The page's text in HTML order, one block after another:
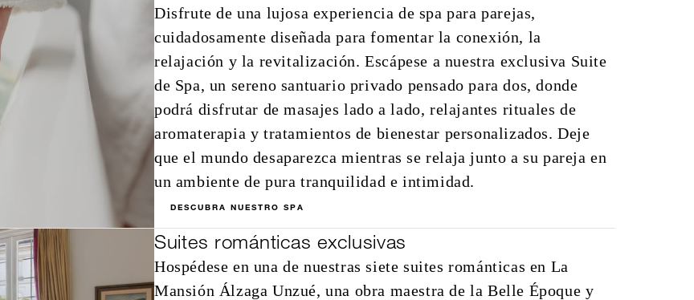
Disfrute de una lujosa experiencia de spa para parejas,
cuidadosamente diseñada para fomentar la conexión, la
relajación y la revitalización. Escápese a nuestra exclusiva Suite
de Spa, un sereno santuario privado pensado para dos, donde
podrá disfrutar de masajes lado a lado, relajantes rituales de
aromaterapia y tratamientos de bienestar personalizados. Deje
que el mundo desaparezca mientras se relaja junto a su pareja en
un ambiente de pura tranquilidad e intimidad.
DESCUBRA NUESTRO SPA
Suites románticas exclusivas
Hospédese en una de nuestras siete suites románticas en La
Mansión Álzaga Unzué, una obra maestra de la Belle Époque y